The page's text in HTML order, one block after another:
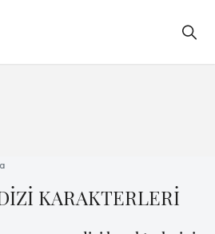
KARAKTERLERİ